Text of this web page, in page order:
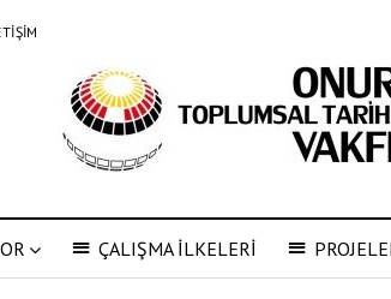
ÇALIŞMA İLKELERİ